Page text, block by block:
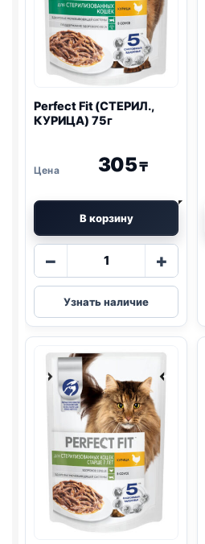
Perfect Fit (СТЕРИЛ.,
КУРИЦА) 75г
305₸
В корзину
−
Количество
Perfect
Fit
(СТЕРИЛ.,
+
Узнать наличие